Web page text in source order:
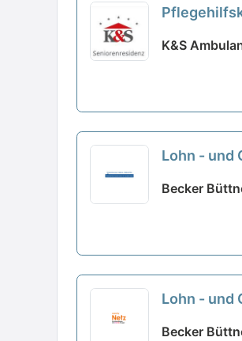
K&S
Lohn - und
Becker
Lohn - und
Becker